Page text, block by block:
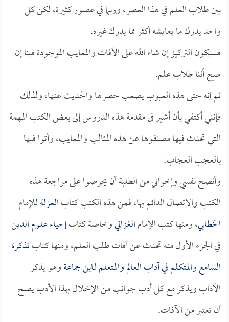
بين طلاب العلم في هذا العصر، وربما في عصور كثيرة، لكن كل
واحد يدرك ما يعايشه أكثر مما يدرك غيره.
فسيكون التركيز إن شاء الله على الآفات والمعايب الموجودة فينا إن
صح أننا طلاب علم.
ثم إنه حتى هذه العيوب يصعب حصرها والحديث عنها، ولذلك
فإنني أكتفي بأن أشير في مقدمة هذه الدروس إلى بعض الكتب المهمة
التي تحدث فيها مصنفوها عن هذه المثالب والمعايب، وأتوا فيها
بالعجب العجاب.
وأنصح نفسي وإخواني من الطلبة أن يحرصوا على مراجعة هذه
الكتب والاتصال الدائم بها، فمن هذه الكتب كتابالعزلةللإمام
الخطابي، ومنها كتب الإمامالغزاليوخاصة كتابإحياء علوم الدين
في الجزء الأول منه تحدث عن آفات طلب العلم، ومنها كتابتذكرة
السامع والمتكلم في آداب العالم والمتعلملـابن جماعةوهو يذكر
الآداب ويذكر مع كل أدب جوانب من الإخلال بهذا الأدب يصح
أن تعتبر من الآفات.